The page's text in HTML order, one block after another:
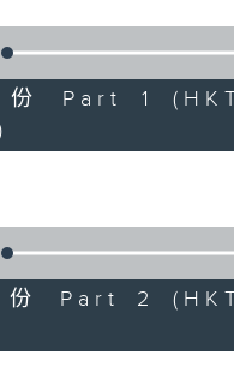
份 Part 1
份 Part 2